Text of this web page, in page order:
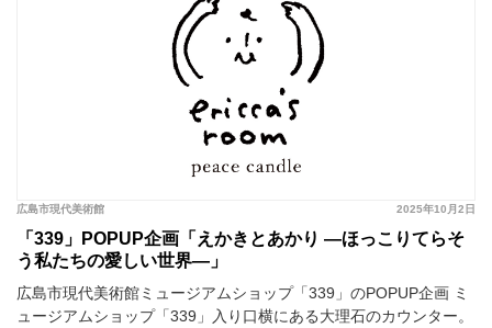
2025年10月2日
広島市現代美術館
「339」POPUP企画「えかきとあかり —ほっこりてらそ
う私たちの愛しい世界—」
広島市現代美術館ミュージアムショップ「339」のPOPUP企画 ミ
ュージアムショップ「339」入り口横にある大理石のカウンター。